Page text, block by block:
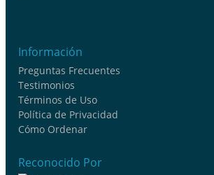
Información
Preguntas Frecuentes
Testimonios
Términos de Uso
Política de Privacidad
Cómo Ordenar
Reconocido Por